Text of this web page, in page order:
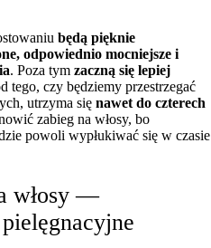
będą pięknie
odpowiednio mocniejsze i
. Poza tym zaczną się lepiej
tego, czy będziemy przestrzegać
utrzyma się nawet do czterech
zabieg na włosy, bo
powoli wypłukiwać się w czasie
włosy —